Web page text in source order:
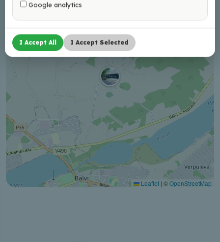
Leaflet | ©OpenStreetMap
Google analytics
I Accept All I Accept Selected